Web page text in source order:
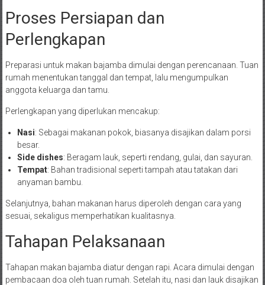
Proses Persiapan dan
Perlengkapan
Preparasi untuk makan bajamba dimulai dengan perencanaan. Tuan
rumah menentukan tanggal dan tempat, lalu mengumpulkan
anggota keluarga dan tamu.
Perlengkapan yang diperlukan mencakup:
Nasi: Sebagai makanan pokok, biasanya disajikan dalam porsi
besar.
Side dishes: Beragam lauk, seperti rendang, gulai, dan sayuran.
Tempat: Bahan tradisional seperti tampah atau tatakan dari
anyaman bambu.
Selanjutnya, bahan makanan harus diperoleh dengan cara yang
sesuai, sekaligus memperhatikan kualitasnya.
Tahapan Pelaksanaan
Tahapan makan bajamba diatur dengan rapi. Acara dimulai dengan
pembacaan doa oleh tuan rumah. Setelah itu, nasi dan lauk disajikan